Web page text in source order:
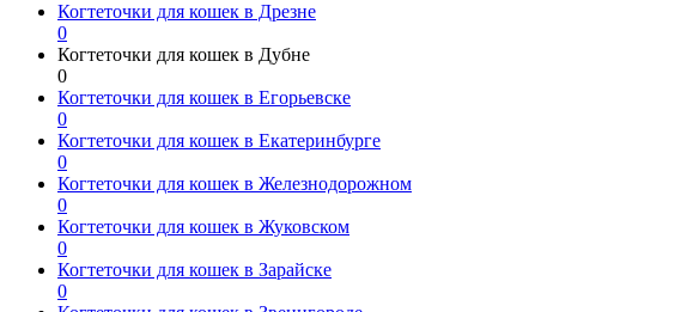
Когтеточки для кошек в Дрезне
0
Когтеточки для кошек в Дубне
0
Когтеточки для кошек в Егорьевске
0
Когтеточки для кошек в Екатеринбурге
0
Когтеточки для кошек в Железнодорожном
0
Когтеточки для кошек в Жуковском
0
Когтеточки для кошек в Зарайске
0